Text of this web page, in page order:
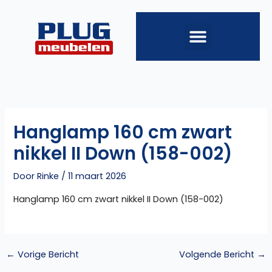
Hanglamp 160 cm zwart
nikkel II Down (158-002)
DoorRinke /11 maart 2026
Hanglamp 160 cm zwart nikkel II Down (158-002)
← Vorige Bericht Volgende Bericht →